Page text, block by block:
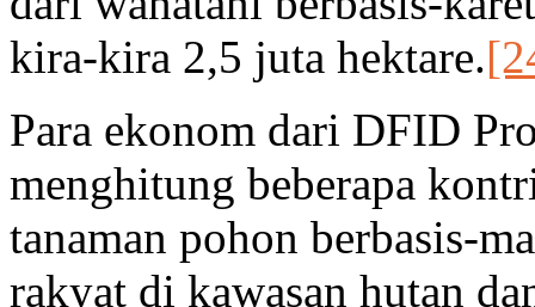
kira-kira 2,5 juta hektare.
Para ekonom dari DFID
menghitung beberapa
tanaman pohon berbasis-
rakyat di kawasan hutan